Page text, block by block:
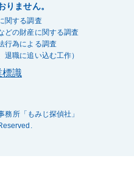
りません。
関する調査
どの財産に関する調査
行為による調査
職に追い込む工作）
標識
務所「もみじ探偵社」